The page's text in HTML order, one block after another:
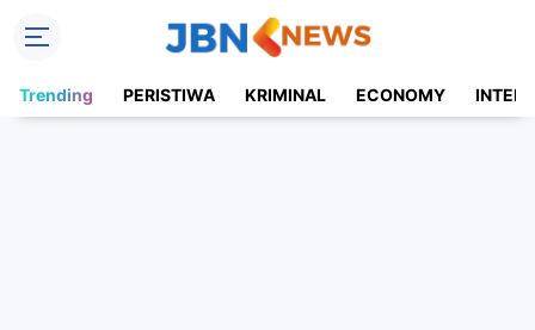
Trending PERISTIWA KRIMINAL ECONOMY